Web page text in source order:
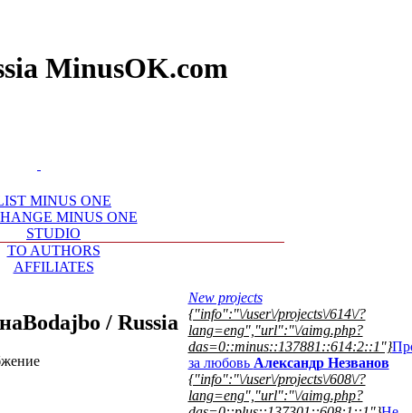
MinusOK.com
MINUS ONE
MINUS ONE
STUDIO
TO AUTHORS
AFFILIATES
Bodajbo / Russia
New projects
{"info":"\/user\/projects\/614\/?
lang=eng","url":"\/aimg.php?
das=0::minus::137881::614:2::1"}
за любовь Александр Незванов
{"info":"\/user\/projects\/608\/?
lang=eng","url":"\/aimg.php?